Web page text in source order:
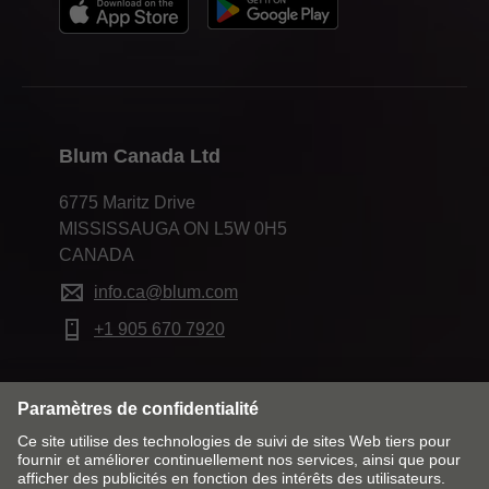
Blum Canada Ltd
6775 Maritz Drive
MISSISSAUGA ON L5W 0H5
CANADA
info.ca@blum.com
+1 905 670 7920
Modifier le marché & la langue